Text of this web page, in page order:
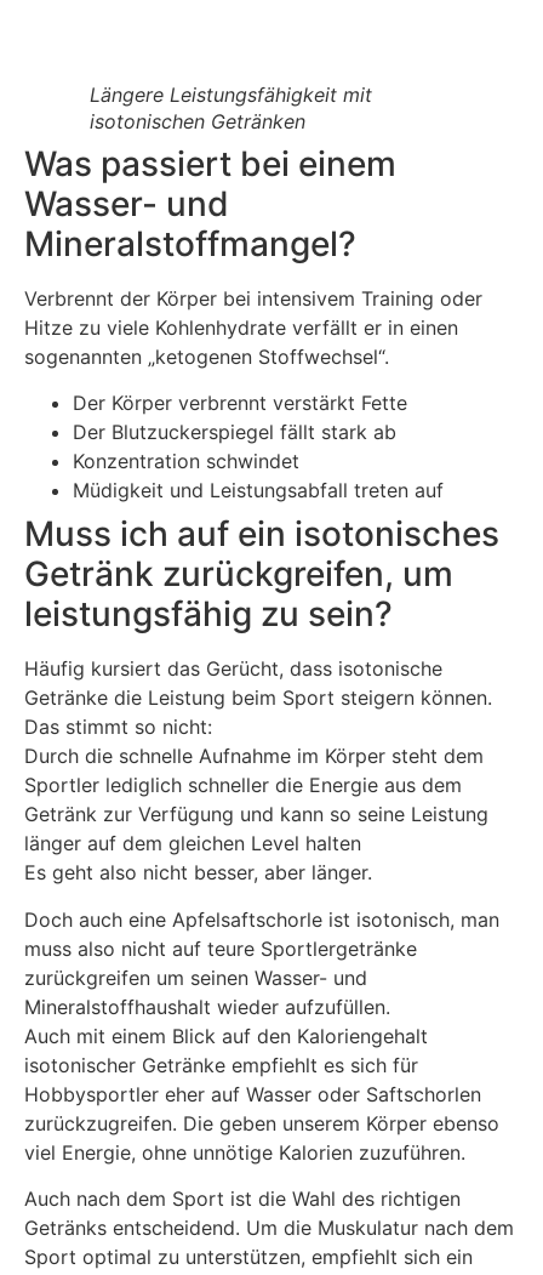
Längere Leistungsfähigkeit mit
isotonischen Getränken
Was passiert bei einem
Wasser- und
Mineralstoffmangel?
Verbrennt der Körper bei intensivem Training oder
Hitze zu viele Kohlenhydrate verfällt er in einen
sogenannten „ketogenen Stoffwechsel“.
Der Körper verbrennt verstärkt Fette
Der Blutzuckerspiegel fällt stark ab
Konzentration schwindet
Müdigkeit und Leistungsabfall treten auf
Muss ich auf ein isotonisches
Getränk zurückgreifen, um
leistungsfähig zu sein?
Häufig kursiert das Gerücht, dass isotonische
Getränke die Leistung beim Sport steigern können.
Das stimmt so nicht:
Durch die schnelle Aufnahme im Körper steht dem
Sportler lediglich schneller die Energie aus dem
Getränk zur Verfügung und kann so seine Leistung
länger auf dem gleichen Level halten
Es geht also nicht besser, aber länger.
Doch auch eine Apfelsaftschorle ist isotonisch, man
muss also nicht auf teure Sportlergetränke
zurückgreifen um seinen Wasser- und
Mineralstoffhaushalt wieder aufzufüllen.
Auch mit einem Blick auf den Kaloriengehalt
isotonischer Getränke empfiehlt es sich für
Hobbysportler eher auf Wasser oder Saftschorlen
zurückzugreifen. Die geben unserem Körper ebenso
viel Energie, ohne unnötige Kalorien zuzuführen.
Auch nach dem Sport ist die Wahl des richtigen
Getränks entscheidend. Um die Muskulatur nach dem
Sport optimal zu unterstützen, empfiehlt sich ein